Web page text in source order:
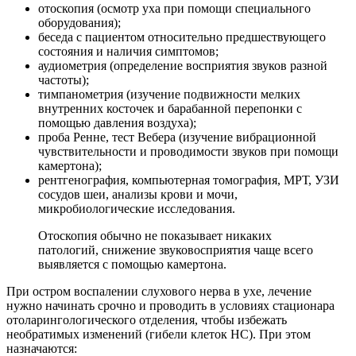
отоскопия (осмотр уха при помощи специального
оборудования);
беседа с пациентом относительно предшествующего
состояния и наличия симптомов;
аудиометрия (определение восприятия звуков разной
частоты);
тимпанометрия (изучение подвижности мелких
внутренних косточек и барабанной перепонки с
помощью давления воздуха);
проба Ренне, тест Вебера (изучение вибрационной
чувствительности и проводимости звуков при помощи
камертона);
рентгенография, компьютерная томография, МРТ, УЗИ
сосудов шеи, анализы крови и мочи,
микробиологические исследования.
Отоскопия обычно не показывает никаких
патологий, снижение звуковосприятия чаще всего
выявляется с помощью камертона.
При остром воспалении слухового нерва в ухе, лечение
нужно начинать срочно и проводить в условиях стационара
отоларингологического отделения, чтобы избежать
необратимых изменений (гибели клеток НС). При этом
назначаются: